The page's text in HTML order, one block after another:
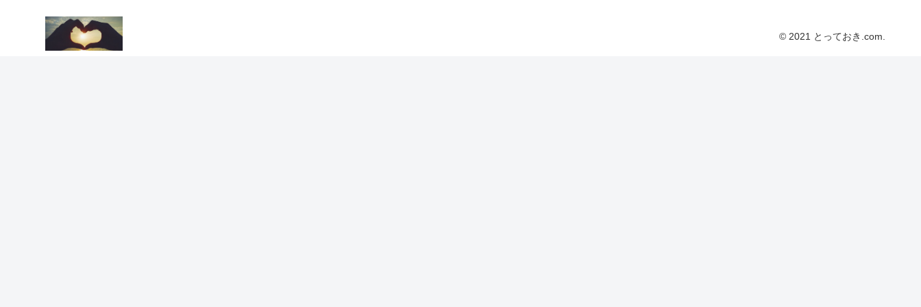
© 2021 とっておき.com.